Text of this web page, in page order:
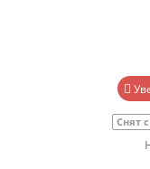
Снят